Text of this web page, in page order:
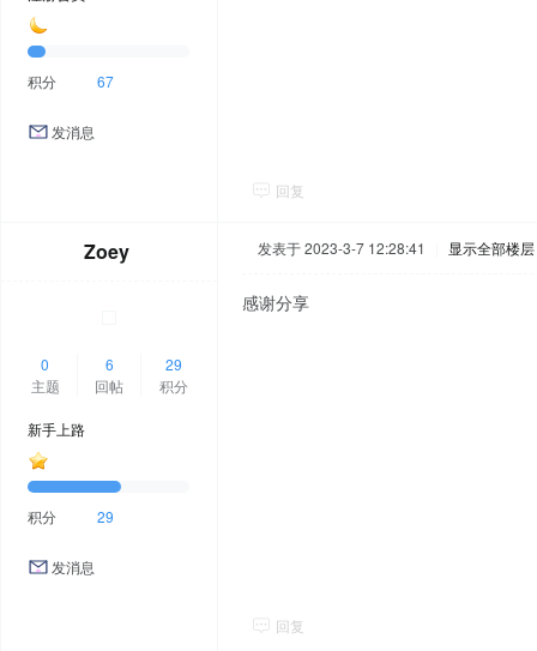
积分 67
发消息
回复
Zoey
0
主题
6
回帖
29
积分
新手上路
积分 29
发消息
发表于 2023-3-7 12:28:41 显示全部楼层
感谢分享
回复